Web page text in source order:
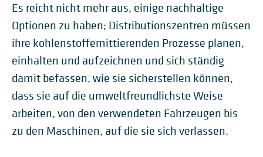
Es reicht nicht mehr aus, einige nachhaltige
Optionen zu haben; Distributionszentren müssen
ihre kohlenstoffemittierenden Prozesse planen,
einhalten und aufzeichnen und sich ständig
damit befassen, wie sie sicherstellen können,
dass sie auf die umweltfreundlichste Weise
arbeiten, von den verwendeten Fahrzeugen bis
zu den Maschinen, auf die sie sich verlassen.